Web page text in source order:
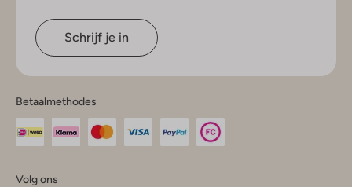
Schrijf je in
Betaalmethodes
Volg ons